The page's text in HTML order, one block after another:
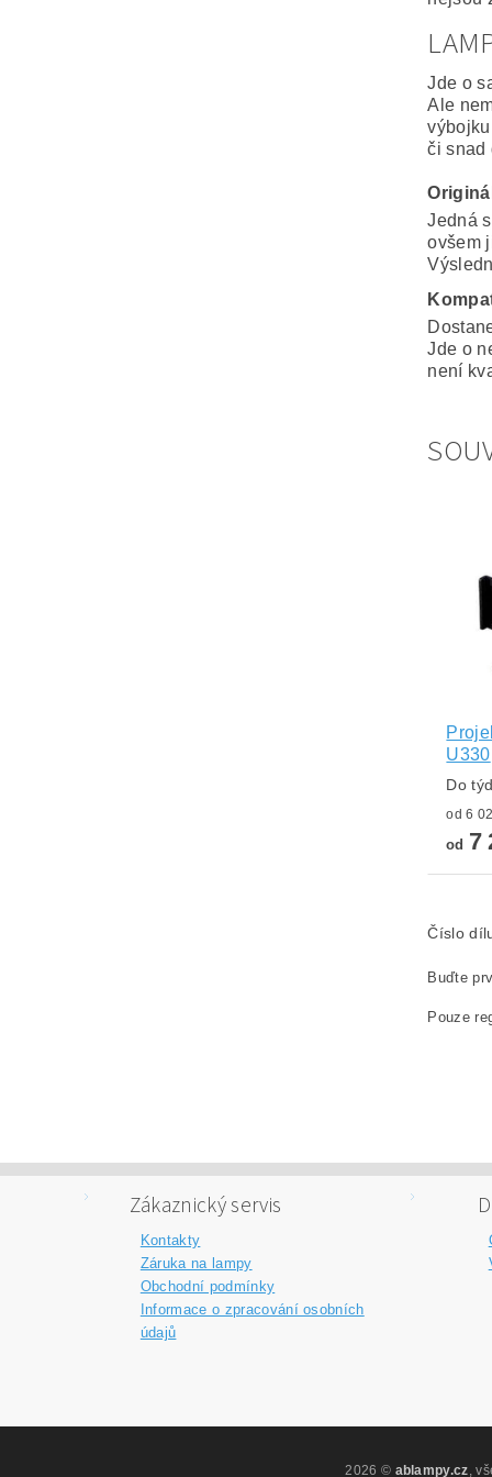
Jde o
Ale
či snad
Jedná
ovšem
Jde o
není
U330
Do
od 7
Číslo
Buďte
Pouze
Zákaznický servis
Kontakty
Záruka na lampy
Obchodní podmínky
Informace o zpracování osobních
údajů
2026 © ablampy.cz,